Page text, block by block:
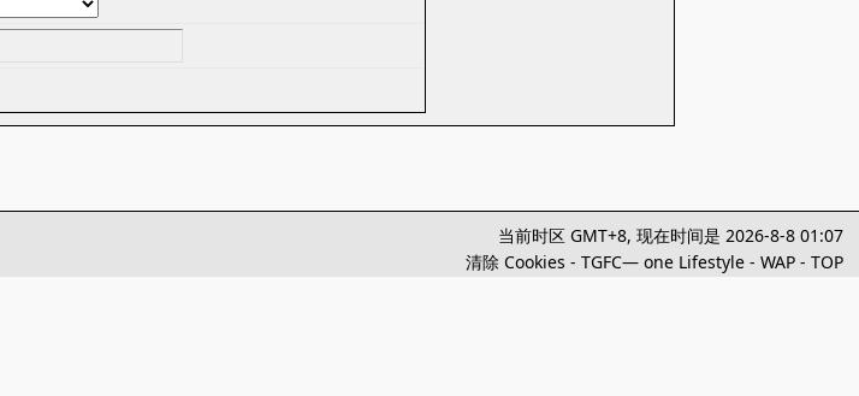
当前时区 GMT+8, 现在时间是 2026-8-8 01:07
清除 Cookies - TGFC— one Lifestyle- WAP- TOP